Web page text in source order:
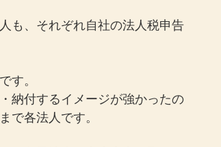
も、それぞれ自社の法人税申告
す。
納付するイメージが強かったの
で各法人です。